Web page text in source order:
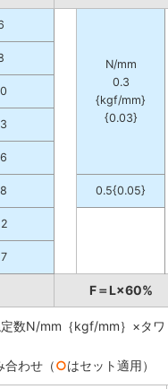
N/mm
0.3
{kgf/mm}
{0.03}
0.5{0.05}
F＝L×60%
数N/mm｛kgf/mm｝×タ
わせ（○はセット適用）